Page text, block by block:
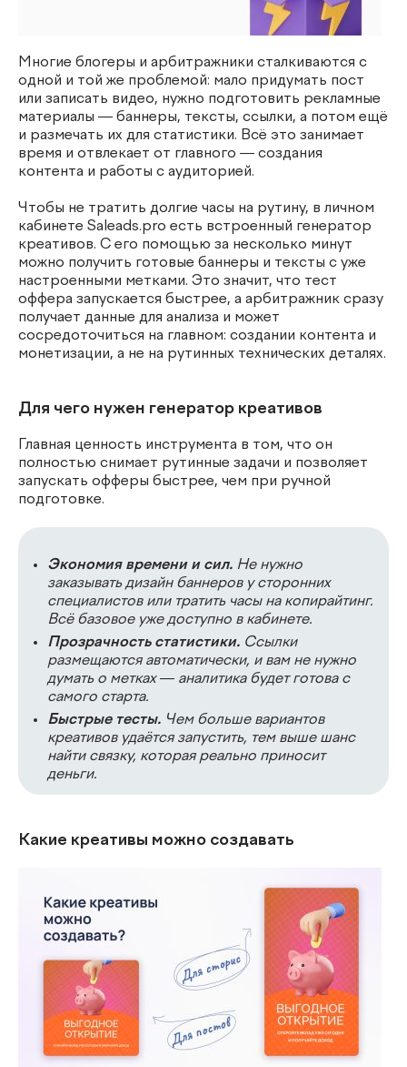
Многие блогеры и арбитражники сталкиваются с
одной и той же проблемой: мало придумать пост
или записать видео, нужно подготовить рекламные
материалы — баннеры, тексты, ссылки, а потом ещё
и размечать их для статистики. Всё это занимает
время и отвлекает от главного — создания
контента и работы с аудиторией.
Чтобы не тратить долгие часы на рутину, в личном
кабинете Saleads.pro есть встроенный генератор
креативов. С его помощью за несколько минут
можно получить готовые баннеры и тексты с уже
настроенными метками. Это значит, что тест
оффера запускается быстрее, а арбитражник сразу
получает данные для анализа и может
сосредоточиться на главном: создании контента и
монетизации, а не на рутинных технических деталях.
Для чего нужен генератор креативов
Главная ценность инструмента в том, что он
полностью снимает рутинные задачи и позволяет
запускать офферы быстрее, чем при ручной
подготовке.
Экономия времени и сил. Не нужно
заказывать дизайн баннеров у сторонних
специалистов или тратить часы на копирайтинг.
Всё базовое уже доступно в кабинете.
Прозрачность статистики. Ссылки
размещаются автоматически, и вам не нужно
думать о метках — аналитика будет готова с
самого старта.
Быстрые тесты. Чем больше вариантов
креативов удаётся запустить, тем выше шанс
найти связку, которая реально приносит
деньги.
Какие креативы можно создавать